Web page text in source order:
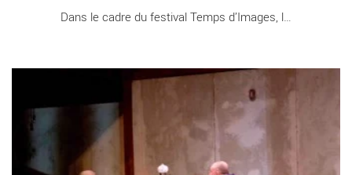
Dans le cadre du festival Temps d’Images, le [...]
Oncle Vania - Critique sortie Théâtre Paris Athénée-Théâtre